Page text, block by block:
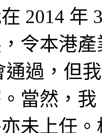
2014 年
令本港
通過，但
當然，
未上任